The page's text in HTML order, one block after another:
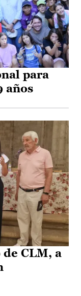
para
años
CLM, a